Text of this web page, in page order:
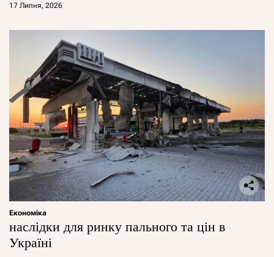
17 Липня, 2026
Економіка
наслідки для ринку пального та цін в
Україні